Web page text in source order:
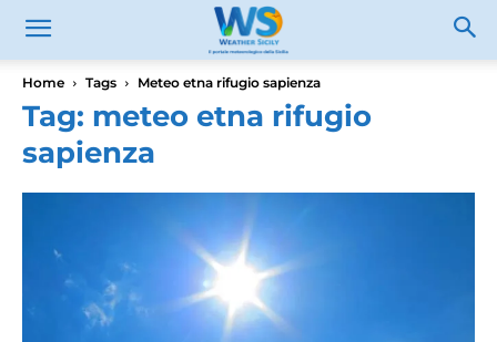
Home Tags Meteo etna rifugio sapienza
Tag: meteo etna rifugio
sapienza